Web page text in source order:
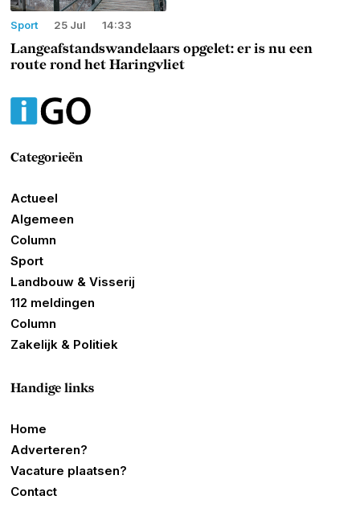
Sport 25 Jul 14:33
Langeafstandswandelaars opgelet: er is nu een
route rond het Haringvliet
Categorieën
Actueel
Algemeen
Column
Sport
Landbouw & Visserij
112 meldingen
Column
Zakelijk & Politiek
Handige links
Home
Adverteren?
Vacature plaatsen?
Contact